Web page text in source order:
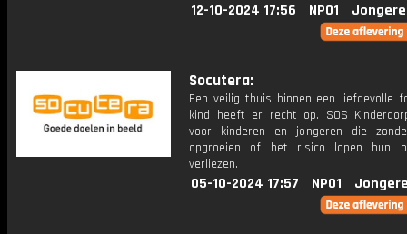
12-10-2024 17:56 NPO1
Socutera:
Een veilig thuis binnen een liefdevolle
kind heeft er recht op. SOS
voor kinderen en jongeren die
opgroeien of het risico lopen hun
verliezen.
05-10-2024 17:57 NPO1